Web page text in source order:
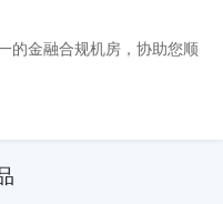
的金融合规机房，协助您顺